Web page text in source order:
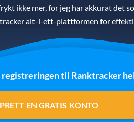
ikke mer, for jeg har akkurat det
alt-i-ett-plattformen for
registreringen til Ranktracker
EN GRATIS KONTO